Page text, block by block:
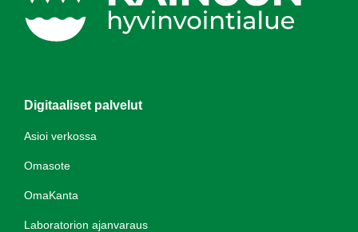
Digitaaliset palvelut
Asioi verkossa
Omasote
OmaKanta
Laboratorion ajanvaraus